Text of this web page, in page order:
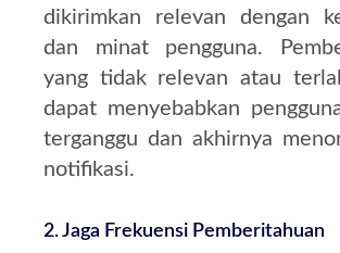
dikirimkan relevan dengan
dan minat pengguna.
yang tidak relevan atau
dapat menyebabkan
terganggu dan akhirnya
notifikasi.
2.Jaga Frekuensi Pemberitahuan